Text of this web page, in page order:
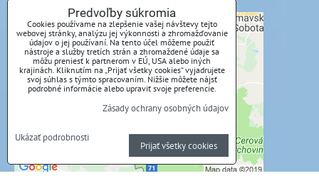
Externý obsah je blokovaný Voľbami
súkromia
Prajete si načítať externý obsah?
Povoliť a zapamätať - súhlas s druhom cookie:
Funkčné
Predvoľby súkromia
Cookies používame na zlepšenie vašej návštevy tejto
webovej stránky, analýzu jej výkonnosti a zhromažďovanie
údajov o jej používaní. Na tento účel môžeme použiť
nástroje a služby tretích strán a zhromaždené údaje sa
môžu preniesť k partnerom v EÚ, USA alebo iných
krajinách. Kliknutím na „Prijať všetky cookies“ vyjadrujete
svoj súhlas s týmto spracovaním. Nižšie môžete nájsť
podrobné informácie alebo upraviť svoje preferencie.
Zásady ochrany osobných údajov
Ukázať podrobnosti
Prijať všetky cookies